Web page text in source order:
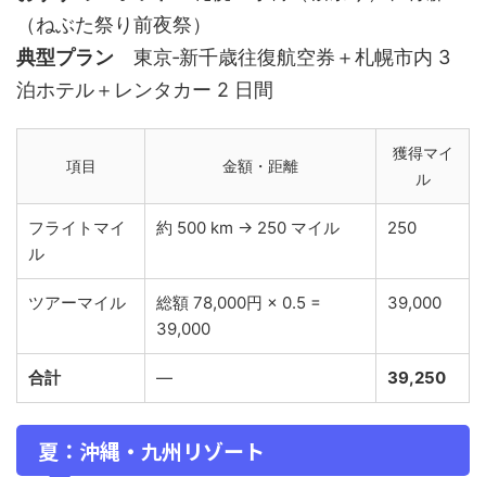
（ねぶた祭り前夜祭）
典型プラン 東京‑新千歳往復航空券＋札幌市内 3
泊ホテル＋レンタカー 2 日間
項目 金額・距離
獲得マイ
ル
フライトマイ
ル
約 500 km → 250 マイル 250
ツアーマイル
総額 78,000円 × 0.5 =
39,000
39,000
合計 — 39,250
夏：沖縄・九州リゾート